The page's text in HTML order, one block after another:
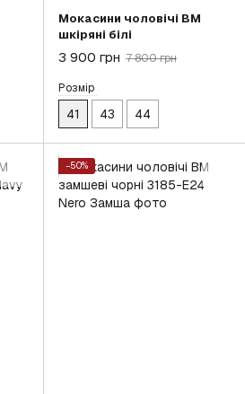
Мокасини чоловічі BM
шкіряні білі
3 900 грн 7 800 грн
Розмір
41 43 44
−50%